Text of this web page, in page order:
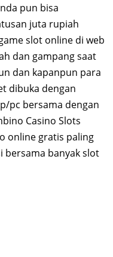
pun bisa
juta rupiah
slot online di web
dan gampang saat
dan kapanpun para
dibuka dengan
pc bersama dengan
Casino Slots
online gratis paling
bersama banyak slot